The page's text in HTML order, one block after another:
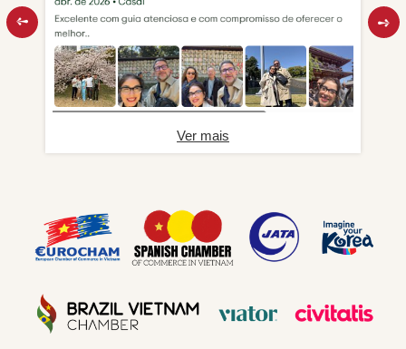
Ver mais